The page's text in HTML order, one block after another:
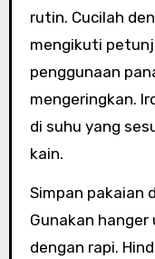
rutin. Cucilah
mengikuti
penggunaan
mengeringkan.
di suhu yang
kain.
Simpan pakaian
Gunakan
dengan rapi.